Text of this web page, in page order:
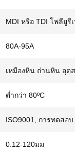
MDI หรือ TDI โพลียูรี
80A-95A
เหมืองหิน ถ่านหิน อุต
ต่ำกว่า 80ºC
ISO9001, การทดสอบ
0.12-120มม